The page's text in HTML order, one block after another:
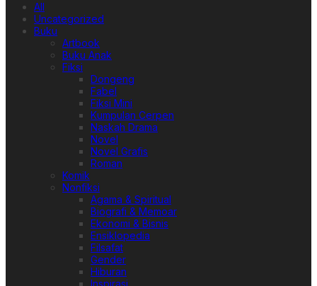
All
Uncategorized
Buku
Artbook
Buku Anak
Fiksi
Dongeng
Fabel
Fiksi Mini
Kumpulan Cerpen
Naskah Drama
Novel
Novel Grafis
Roman
Komik
Nonfiksi
Agama & Spiritual
Biografi & Memoar
Ekonomi & Bisnis
Ensiklopedia
Filsafat
Gender
Hiburan
Inspirasi